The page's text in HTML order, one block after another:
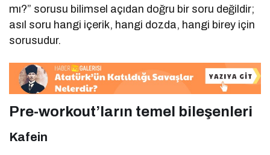
mı?” sorusu bilimsel açıdan doğru bir soru değildir;
asıl soru hangi içerik, hangi dozda, hangi birey için
sorusudur.
Pre-workout’ların temel bileşenleri
Kafein